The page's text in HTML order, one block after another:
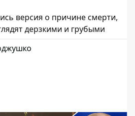
версия о причине смерти,
дерзкими и грубыми